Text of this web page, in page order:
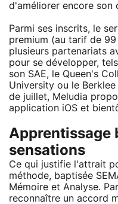
d'améliorer encore son
Parmi ses inscrits, le
premium (au tarif de
plusieurs partenariats
pour se développer,
son SAE, le Queen's
University ou le
de juillet, Meludia
application iOS et
Apprentissage
sensations
Ce qui justifie l'attrait
méthode, baptisée
Mémoire et Analyse.
reconnaître un accord